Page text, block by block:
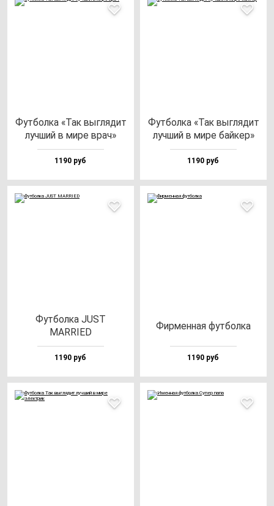
Фут­бол­ка «Так выг­ля­дит
луч­ший в ми­ре врач»
1190 руб
Фут­бол­ка «Так выг­ля­дит
луч­ший в ми­ре бай­кер»
1190 руб
Фут­бол­ка JUST
MARRIED
1190 руб
Фир­мен­ная фут­бол­ка
1190 руб